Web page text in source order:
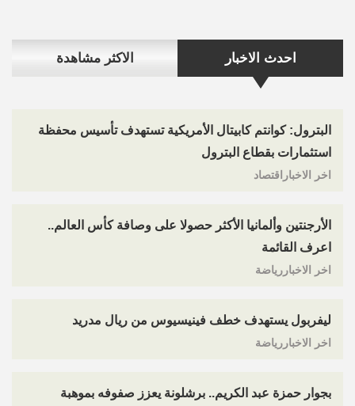
احدث الاخبار الاكثر مشاهدة
البترول: كوانتم كابيتال الأمريكية تستهدف تأسيس محفظة
استثمارات بقطاع البترول
اخر الاخباراقتصاد
الأرجنتين وألمانيا الأكثر حصولا على وصافة كأس العالم..
اعرف القائمة
اخر الاخباررياضة
ليفربول يستهدف خطف فينيسيوس من ريال مدريد
اخر الاخباررياضة
بجوار حمزة عبد الكريم.. برشلونة يعزز صفوفه بموهبة